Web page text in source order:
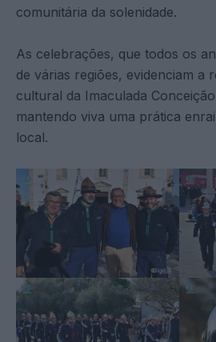
comunitária da solenidade.
As celebrações, que todos os
de várias regiões, evidenciam a
cultural da Imaculada
mantendo viva uma prática
local.